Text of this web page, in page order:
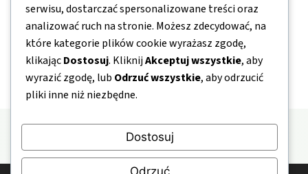
O nas
Kontakt
Mapa strony
Polityka prywatności
serwisu, dostarczać spersonalizowane treści oraz
analizować ruch na stronie. Możesz zdecydować, na
które kategorie plików cookie wyrażasz zgodę,
klikającDostosuj. KliknijAkceptuj wszystkie, aby
wyrazić zgodę, lub Odrzuć wszystkie, aby odrzucić
pliki inne niż niezbędne.
Dostosuj
Odrzuć